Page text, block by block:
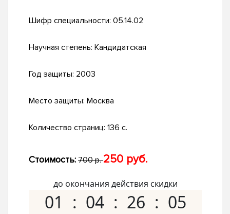
Шифр специальности: 05.14.02
Научная степень: Кандидатская
Год защиты: 2003
Место защиты: Москва
Количество страниц: 136 с.
Стоимость: 700 р.250 руб.
до окончания действия скидки
01 04 26 04